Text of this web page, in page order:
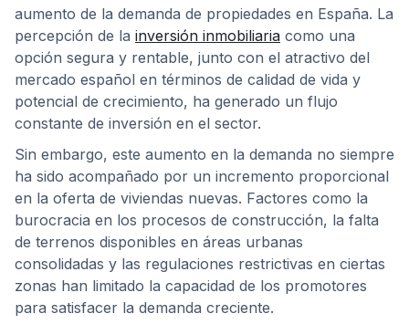
aumento de la demanda de propiedades en España. La
percepción de la inversión inmobiliaria como una
opción segura y rentable, junto con el atractivo del
mercado español en términos de calidad de vida y
potencial de crecimiento, ha generado un flujo
constante de inversión en el sector.
Sin embargo, este aumento en la demanda no siempre
ha sido acompañado por un incremento proporcional
en la oferta de viviendas nuevas. Factores como la
burocracia en los procesos de construcción, la falta
de terrenos disponibles en áreas urbanas
consolidadas y las regulaciones restrictivas en ciertas
zonas han limitado la capacidad de los promotores
para satisfacer la demanda creciente.